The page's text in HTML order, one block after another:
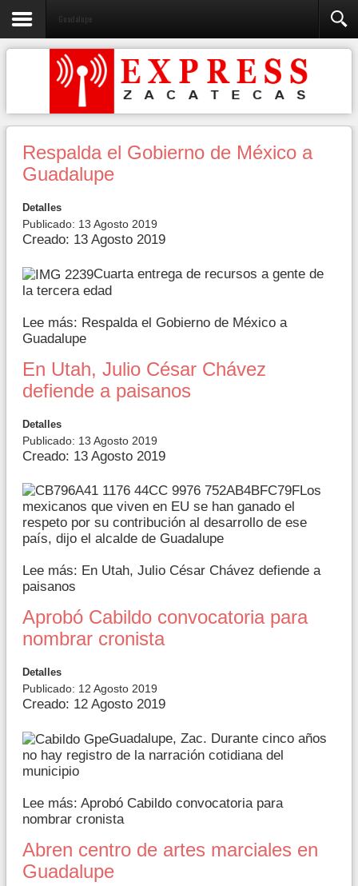
Guadalupe
Respalda el Gobierno de México a
Guadalupe
Detalles
Publicado: 13 Agosto 2019
Creado: 13 Agosto 2019
Cuarta entrega de recursos a gente de
la tercera edad
Lee más: Respalda el Gobierno de México a
Guadalupe
En Utah, Julio César Chávez
defiende a paisanos
Detalles
Publicado: 13 Agosto 2019
Creado: 13 Agosto 2019
Los
mexicanos que viven en EU se han ganado el
respeto por su contribución al desarrollo de ese
país, dijo el alcalde de Guadalupe
Lee más: En Utah, Julio César Chávez defiende a
paisanos
Aprobó Cabildo convocatoria para
nombrar cronista
Detalles
Publicado: 12 Agosto 2019
Creado: 12 Agosto 2019
Guadalupe, Zac. Durante cinco años
no hay registro de la narración cotidiana del
municipio
Lee más: Aprobó Cabildo convocatoria para
nombrar cronista
Abren centro de artes marciales en
Guadalupe